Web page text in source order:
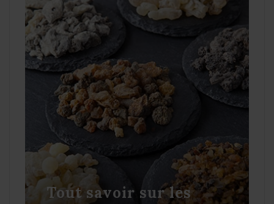
Tout savoir sur les